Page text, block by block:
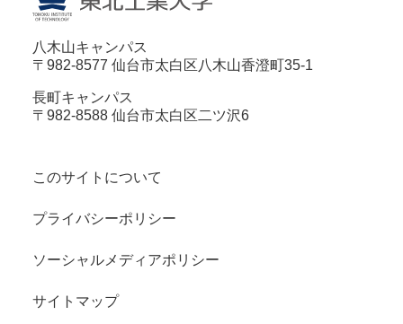
八木山キャンパス
〒982-8577 仙台市太白区八木山香澄町35-1
長町キャンパス
〒982-8588 仙台市太白区二ツ沢6
このサイトについて
プライバシーポリシー
ソーシャルメディアポリシー
サイトマップ